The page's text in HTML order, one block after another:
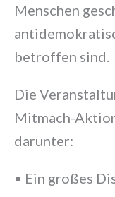
Menschen
betroffen sind.
Die
Mitmach-
darunter:
• Ein großes